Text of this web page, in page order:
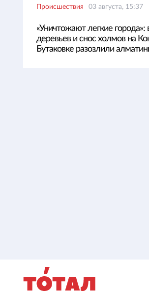
Происшествия 03 августа, 15:37
«Уничтожают легкие города»:
деревьев и снос холмов на
Бутаковке разозлили